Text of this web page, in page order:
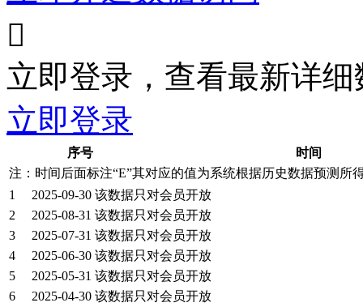

立即登录，查看最新详细
立即登录
序号
时间
注：时间后面标注“E”其对应的值为系统根据历史数据预测所
1
2025-09-30 该数据只对会员开放
2
2025-08-31 该数据只对会员开放
3
2025-07-31 该数据只对会员开放
4
2025-06-30 该数据只对会员开放
5
2025-05-31 该数据只对会员开放
6
2025-04-30 该数据只对会员开放